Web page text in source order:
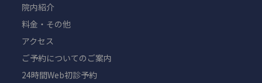
院内紹介
料金・その他
アクセス
ご予約についてのご案内
24時間Web初診予約